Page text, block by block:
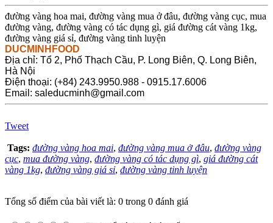
đường vàng hoa mai, đường vàng mua ở đâu, đường vàng cục, mua
đường vàng, đường vàng có tác dụng gì, giá đường cát vàng 1kg,
đường vàng giá sỉ, đường vàng tinh luyện
DUCMINHFOOD
Địa chỉ: Tổ 2, Phố Thạch Cầu, P. Long Biên, Q. Long Biên,
Hà Nội
Điện thoại: (+84) 243.9950.988 - 0915.17.6006
Email: saleducminh@gmail.com
Tweet
Tags: đường vàng hoa mai, đường vàng mua ở đâu, đường vàng
cục, mua đường vàng, đường vàng có tác dụng gì, giá đường cát
vàng 1kg, đường vàng giá sỉ, đường vàng tinh luyện
Tổng số điểm của bài viết là: 0 trong 0 đánh giá